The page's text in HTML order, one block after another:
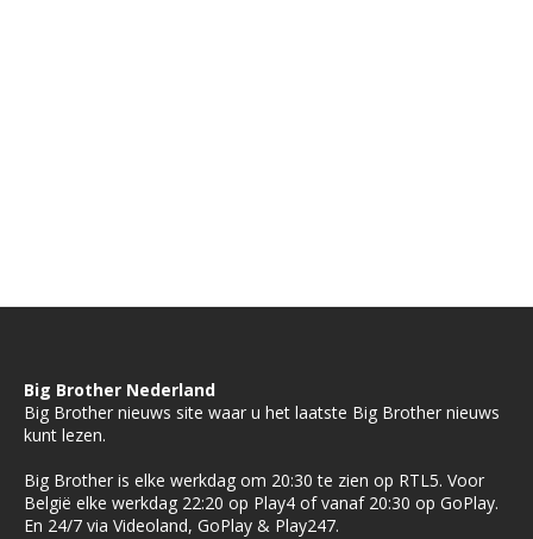
Big Brother Nederland
Big Brother nieuws site waar u het laatste Big Brother nieuws
kunt lezen.
Big Brother is elke werkdag om 20:30 te zien op RTL5. Voor
België elke werkdag 22:20 op Play4 of vanaf 20:30 op GoPlay.
En 24/7 via Videoland, GoPlay & Play247.